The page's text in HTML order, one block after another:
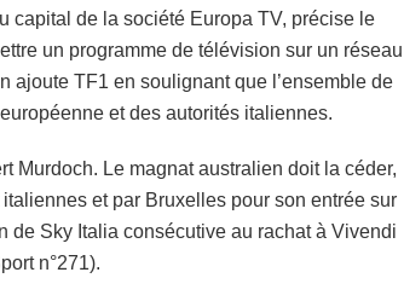
capital de la société Europa TV, précise le
un programme de télévision sur un réseau
ajoute TF1 en soulignant que l’ensemble de
et des autorités italiennes.
Murdoch. Le magnat australien doit la céder,
et par Bruxelles pour son entrée sur
de Sky Italia consécutive au rachat à Vivendi
n°271).